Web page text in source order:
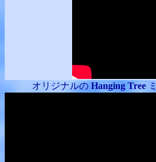
オリジナルの Hanging Tree